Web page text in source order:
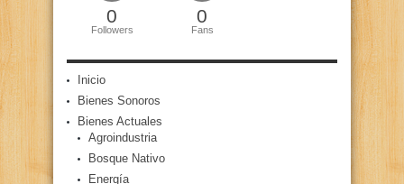
0
Followers
0
Fans
Inicio
Bienes Sonoros
Bienes Actuales
Agroindustria
Bosque Nativo
Energía